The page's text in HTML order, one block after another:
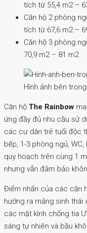
tích từ 55,4 m2 –
Căn hộ 2 phòng
tích từ 67,6 m2 –
Căn hộ 3 phòng
70,9 m2 – 81 m2
Hình ảnh bên
Căn hộ The Rainbow
ứng đầy đủ nhu cầu sử
các cư dân trẻ tuổi độc
bếp, 1-3 phòng ngủ,
quy hoạch trên cùng 1
nhưng vẫn đảm bảo
Điểm nhấn của các căn
hướng ra mảng sinh thái
các mặt kính chống tia
sáng tự nhiên và bầu